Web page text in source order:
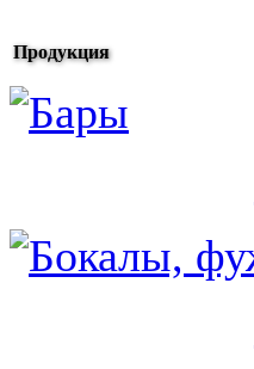
Продукция